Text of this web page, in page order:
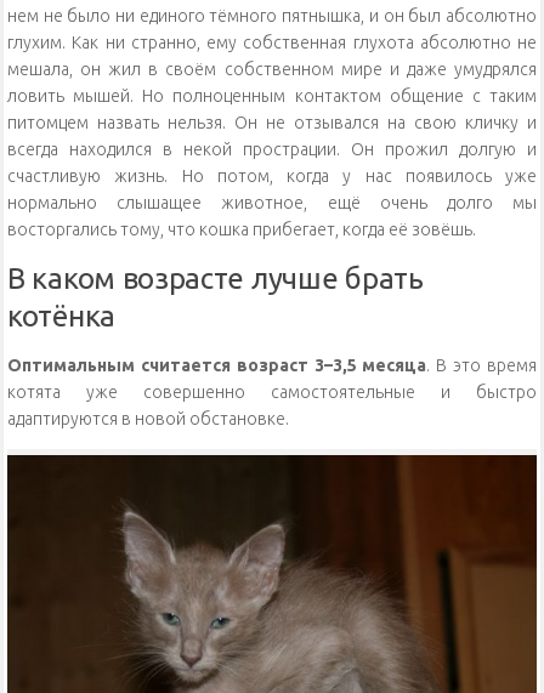
нем не было ни единого тёмного пятнышка, и он был абсолютно
глухим. Как ни странно, ему собственная глухота абсолютно не
мешала, он жил в своём собственном мире и даже умудрялся
ловить мышей. Но полноценным контактом общение с таким
питомцем назвать нельзя. Он не отзывался на свою кличку и
всегда находился в некой прострации. Он прожил долгую и
счастливую жизнь. Но потом, когда у нас появилось уже
нормально слышащее животное, ещё очень долго мы
восторгались тому, что кошка прибегает, когда её зовёшь.
В каком возрасте лучше брать
котёнка
Оптимальным считается возраст 3–3,5 месяца. В это время
котята уже совершенно самостоятельные и быстро
адаптируются в новой обстановке.